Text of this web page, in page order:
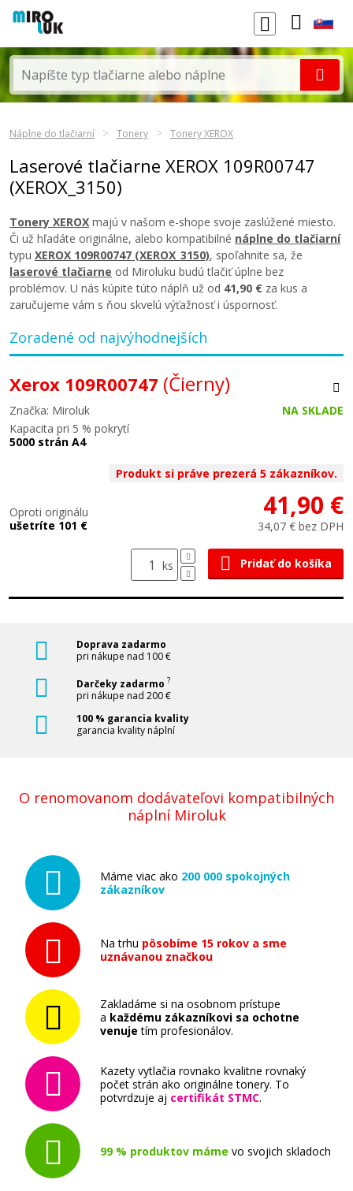
Náplne do tlačiarní Tonery Tonery XEROX
Laserové tlačiarne XEROX 109R00747
(XEROX_3150)
Tonery XEROX majú v našom e-shope svoje zaslúžené miesto.
Či už hľadáte originálne, alebo kompatibilné náplne do tlačiarní
typu XEROX 109R00747 (XEROX_3150), spoľahnite sa, že
laserové tlačiarne od Miroluku budú tlačiť úplne bez
problémov. U nás kúpite túto náplň už od 41,90 € za kus a
zaručujeme vám s ňou skvelú výťažnosť i úspornosť.
Zoradené od najvýhodnejších
Xerox 109R00747 (Čierny)
Značka: Miroluk
NA SKLADE
Kapacita pri 5 % pokrytí
5000 strán A4
Produkt si práve prezerá 5 zákazníkov.
Oproti originálu
ušetríte 101 €
41,90 €
34,07 € bez DPH
ks Pridať do košíka
Doprava zadarmo
pri nákupe nad 100 €
Darčeky zadarmo ?
pri nákupe nad 200 €
100 % garancia kvality
garancia kvality náplní
O renomovanom dodávateľovi kompatibilných
náplní Miroluk
Máme viac ako 200 000 spokojných
zákazníkov
Na trhu pôsobíme 15 rokov a sme
uznávanou značkou
Zakladáme si na osobnom prístupe
a každému zákazníkovi sa ochotne
venuje tím profesionálov.
Kazety vytlačia rovnako kvalitne rovnaký
počet strán ako originálne tonery. To
potvrdzuje aj certifikát STMC.
99 % produktov máme vo svojich skladoch